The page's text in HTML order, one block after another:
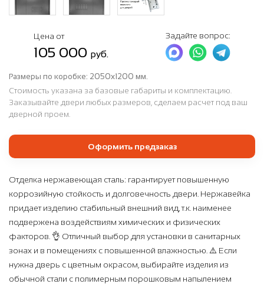
Цена от
105 000руб.
Задайте вопрос:
Размеры по коробке: 2050х1200 мм.
Стоимость указана за базовые габариты и комплектацию.
Заказывайте двери любых размеров, сделаем расчет под ваш
дверной проем.
Оформить предзаказ
Отделка нержавеющая сталь: гарантирует повышенную
коррозийную стойкость и долговечность двери. Нержавейка
придает изделию стабильный внешний вид, т.к. наименее
подвержена воздействиям химических и физических
факторов. 👌 Отличный выбор для установки в санитарных
зонах и в помещениях с повышенной влажностью. ⚠️ Если
нужна дверь с цветным окрасом, выбирайте изделия из
обычной стали с полимерным порошковым напылением